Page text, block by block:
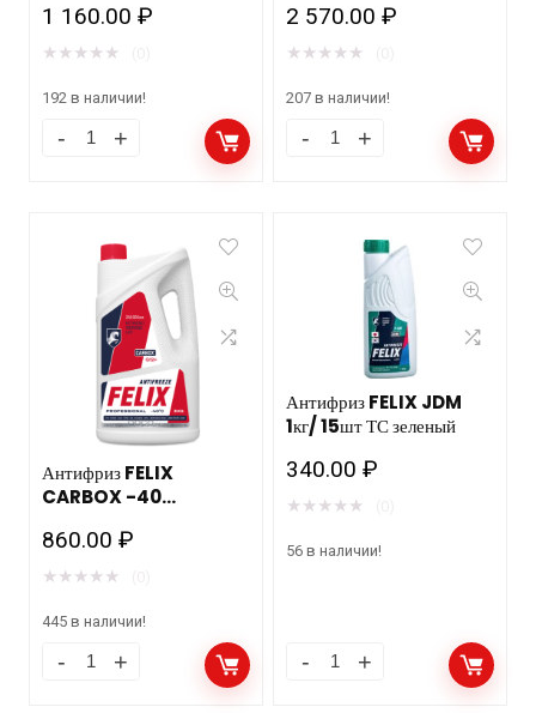
1 160.00₽
★ ★ ★ ★ ★
192 в наличии!
допуск Автоваз/Камаз
2 570.00₽
★ ★ ★ ★ ★
207 в наличии!
Антифриз FELIX
CARBOX -40
допуск Автоваз/Камаз
860.00₽
★ ★ ★ ★ ★
445 в наличии!
Антифриз FELIX JDM
1кг/ 15шт ТС зеленый
340.00₽
★ ★ ★ ★ ★
56 в наличии!